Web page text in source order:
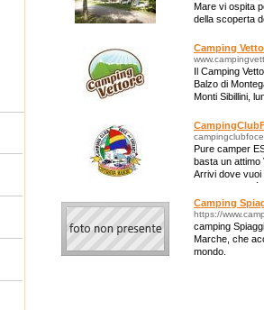
Mare vi ospita
della scoperta
Camping
Il Camping
Balzo di
Monti Sibillini,
Pure camper
basta un attimo
Arrivi dove vuoi
con il camper
Camping
https://
camping
Marche, che
mondo.